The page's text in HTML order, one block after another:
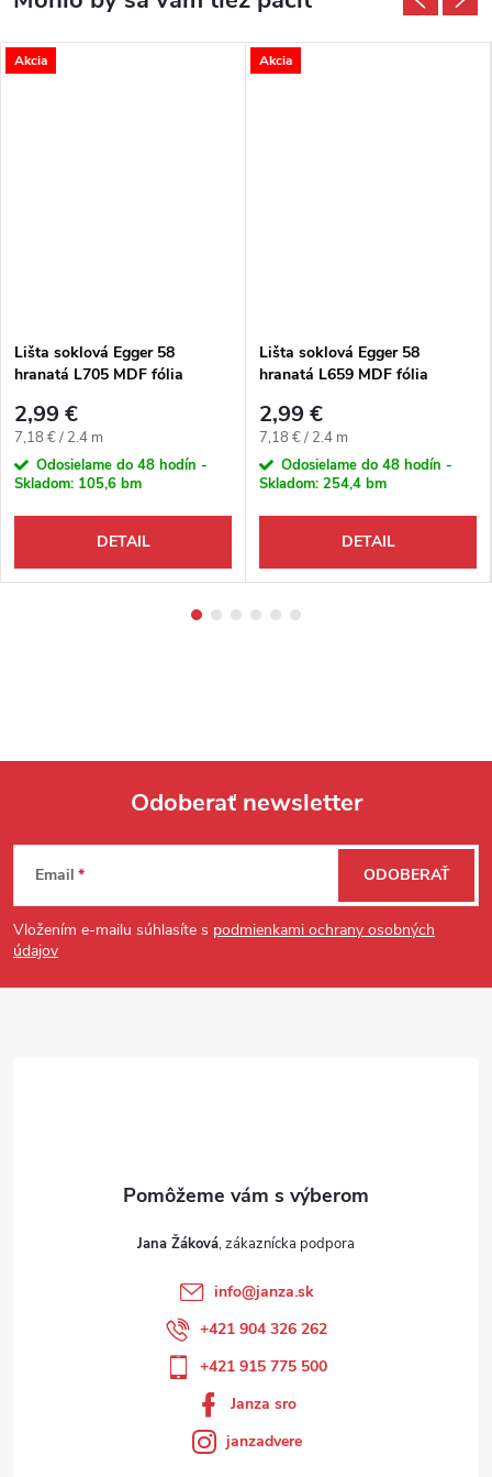
Akcia
Lišta soklová Egger 58
hranatá L705 MDF fólia
2,99 €
Jednotková cena:
7,18 € / 2.4 m
Odosielame do 48 hodín -
Skladom: 105,6 bm
DETAIL
Akcia
Lišta soklová Egger 58
hranatá L659 MDF fólia
2,99 €
Jednotková cena:
7,18 € / 2.4 m
Odosielame do 48 hodín -
Skladom: 254,4 bm
DETAIL
Zápätie
Odoberať newsletter
Email
Vložením e-mailu súhlasíte s podmienkami ochrany osobných
údajov
ODOBERAŤ
Jana Žáková
info@janza.sk
+421 904 326 262
+421 915 775 500
Janza sro
janzadvere